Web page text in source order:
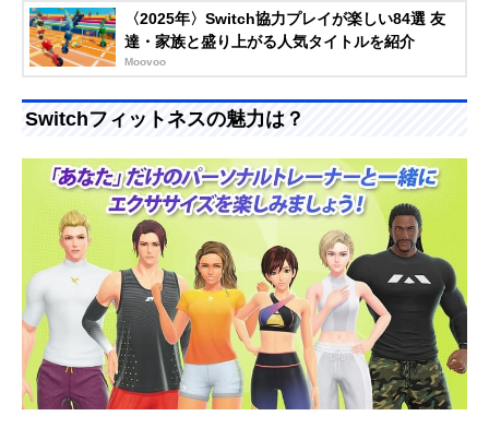
〈2025年〉Switch協力プレイが楽しい84選 友
達・家族と盛り上がる人気タイトルを紹介
Moovoo
Switchフィットネスの魅力は？